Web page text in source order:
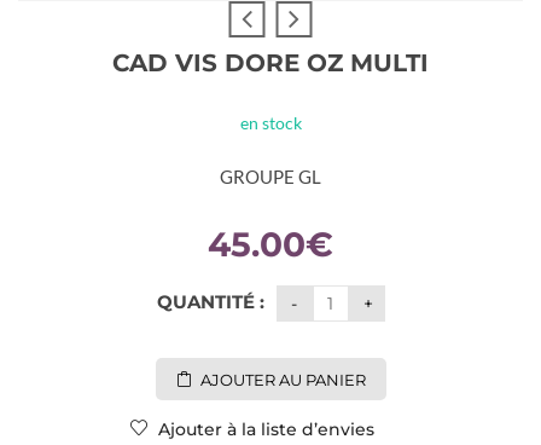
CAD VIS DORE OZ MULTI
en stock
GROUPE GL
45.00€
QUANTITÉ :
AJOUTER AU PANIER
Ajouter à la liste d’envies